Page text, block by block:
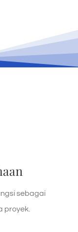
sebagai
proyek.
Riau